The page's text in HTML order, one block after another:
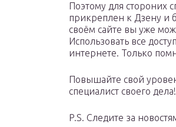
Поэтому для стороних
прикреплен к Дзену и
своём сайте вы уже
Использовать все
интернете. Только
Повышайте свой
специалист своего дела!
P.S. Следите за